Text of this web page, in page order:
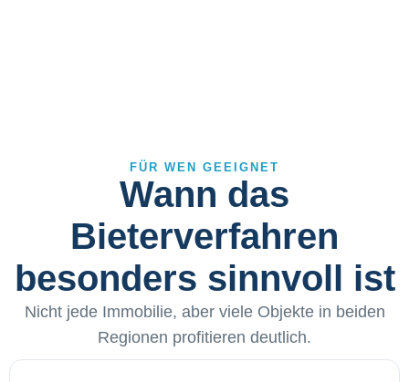
FÜR WEN GEEIGNET
Wann das
Bieterverfahren
besonders sinnvoll ist
Nicht jede Immobilie, aber viele Objekte in beiden
Regionen profitieren deutlich.